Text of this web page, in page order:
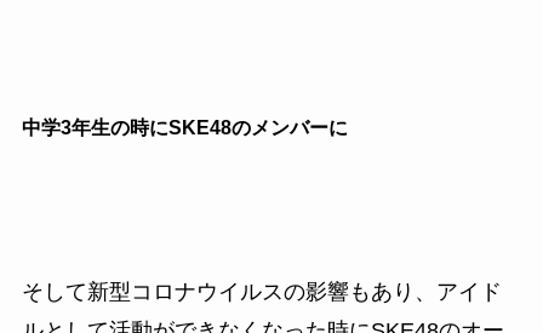
中学3年生の時にSKE48のメンバーに
そして新型コロナウイルスの影響もあり、アイド